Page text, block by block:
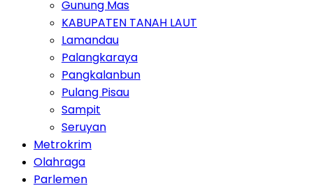
Gunung Mas
KABUPATEN TANAH LAUT
Lamandau
Palangkaraya
Pangkalanbun
Pulang Pisau
Sampit
Seruyan
Metrokrim
Olahraga
Parlemen